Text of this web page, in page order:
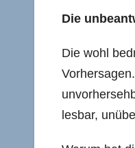
Die
Die wohl
lesbar,